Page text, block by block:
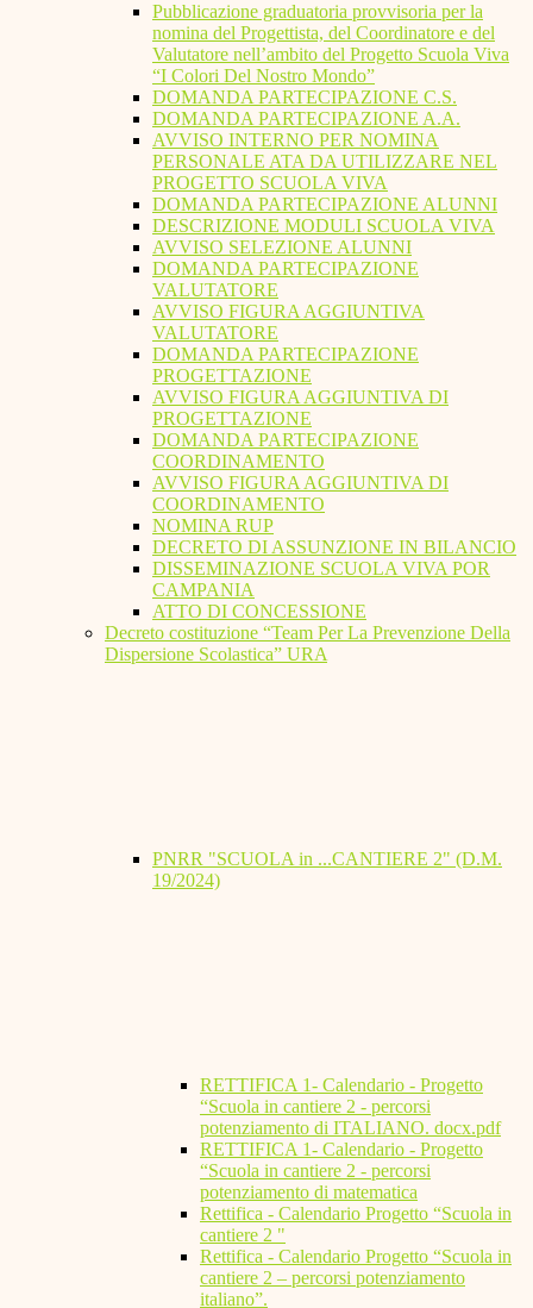
Pubblicazione graduatoria provvisoria per la
nomina del Progettista, del Coordinatore e del
Valutatore nell’ambito del Progetto Scuola Viva
“I Colori Del Nostro Mondo”
DOMANDA PARTECIPAZIONE C.S.
DOMANDA PARTECIPAZIONE A.A.
AVVISO INTERNO PER NOMINA
PERSONALE ATA DA UTILIZZARE NEL
PROGETTO SCUOLA VIVA
DOMANDA PARTECIPAZIONE ALUNNI
DESCRIZIONE MODULI SCUOLA VIVA
AVVISO SELEZIONE ALUNNI
DOMANDA PARTECIPAZIONE
VALUTATORE
AVVISO FIGURA AGGIUNTIVA
VALUTATORE
DOMANDA PARTECIPAZIONE
PROGETTAZIONE
AVVISO FIGURA AGGIUNTIVA DI
PROGETTAZIONE
DOMANDA PARTECIPAZIONE
COORDINAMENTO
AVVISO FIGURA AGGIUNTIVA DI
COORDINAMENTO
NOMINA RUP
DECRETO DI ASSUNZIONE IN BILANCIO
DISSEMINAZIONE SCUOLA VIVA POR
CAMPANIA
ATTO DI CONCESSIONE
Decreto costituzione “Team Per La Prevenzione Della
Dispersione Scolastica” URA
PNRR "SCUOLA in ...CANTIERE 2" (D.M.
19/2024)
RETTIFICA 1- Calendario - Progetto
“Scuola in cantiere 2 - percorsi
potenziamento di ITALIANO. docx.pdf
RETTIFICA 1- Calendario - Progetto
“Scuola in cantiere 2 - percorsi
potenziamento di matematica
Rettifica - Calendario Progetto “Scuola in
cantiere 2 "
Rettifica - Calendario Progetto “Scuola in
cantiere 2 – percorsi potenziamento
italiano”.